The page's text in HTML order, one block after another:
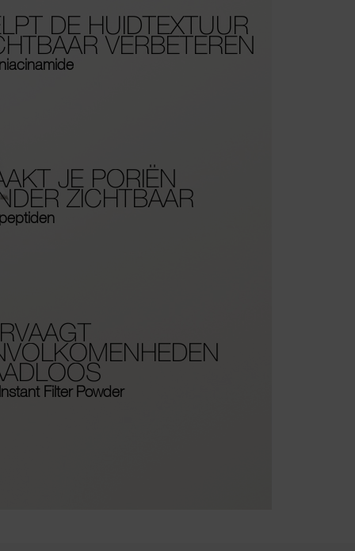
DE HUIDTEXTUUR
VERBETEREN
JE PORIËN
ZICHTBAAR
Filter Powder